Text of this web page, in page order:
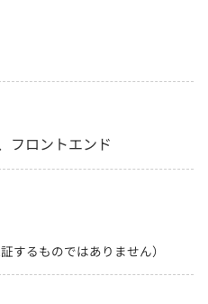
フロントエンド
するものではありません）